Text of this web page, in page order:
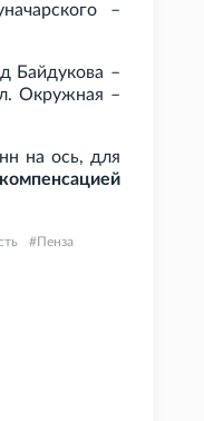
–
Байдукова –
Окружная –
на ось, для
Пенза